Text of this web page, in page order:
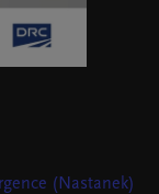
(Nastanek)